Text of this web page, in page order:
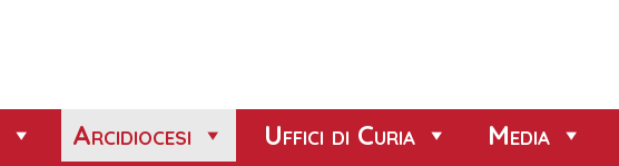
Arcidiocesi Uffici di Curia Media